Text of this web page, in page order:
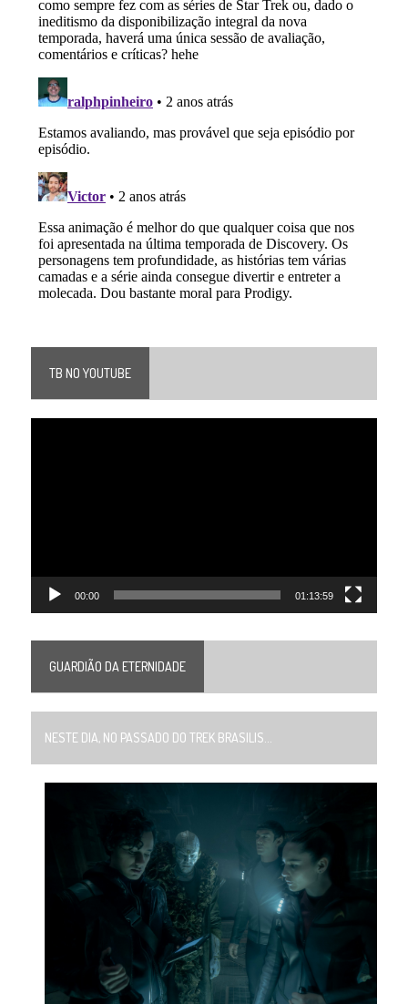
TB NO YOUTUBE
00:00 01:13:59
GUARDIÃO DA ETERNIDADE
NESTE DIA, NO PASSADO DO TREK BRASILIS...